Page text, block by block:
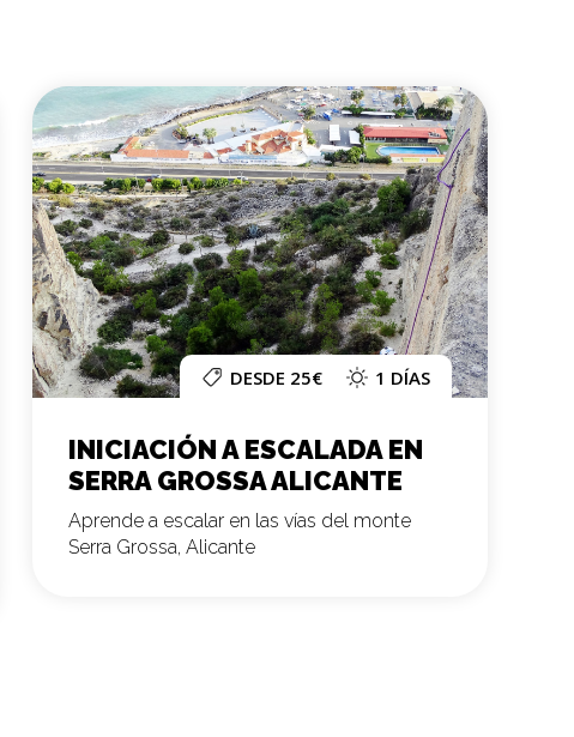
DESDE 25€ 1 DÍAS
INICIACIÓN A ESCALADA EN
SERRA GROSSA ALICANTE
Aprende a escalar en las vías del monte
Serra Grossa, Alicante